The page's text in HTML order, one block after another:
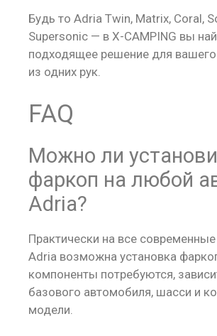
Будь то Adria Twin, Matrix, Coral,
Supersonic — в X-CAMPING вы
подходящее решение для
из одних рук.
FAQ
Можно ли
фаркоп на любой
Adria?
Практически на все
Adria возможна установка
компоненты потребуются,
базового автомобиля, шасси и
модели.